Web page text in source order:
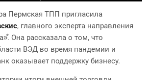
Пермская ТПП пригласила
, главного эксперта направления
Она рассказала о том, что
ВЭД во время пандемии и
оказывает поддержку бизнесу.